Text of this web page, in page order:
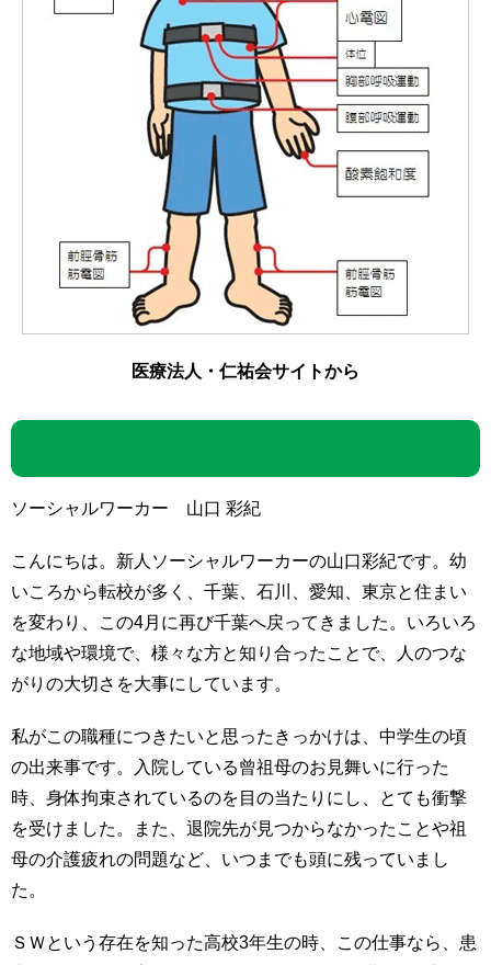
医療法人・仁祐会サイトから
ソーシャルワーカー 山口 彩紀
こんにちは。新人ソーシャルワーカーの山口彩紀です。幼
いころから転校が多く、千葉、石川、愛知、東京と住まい
を変わり、この4月に再び千葉へ戻ってきました。いろいろ
な地域や環境で、様々な方と知り合ったことで、人のつな
がりの大切さを大事にしています。
私がこの職種につきたいと思ったきっかけは、中学生の頃
の出来事です。入院している曾祖母のお見舞いに行った
時、身体拘束されているのを目の当たりにし、とても衝撃
を受けました。また、退院先が見つからなかったことや祖
母の介護疲れの問題など、いつまでも頭に残っていまし
た。
ＳＷという存在を知った高校3年生の時、この仕事なら、患